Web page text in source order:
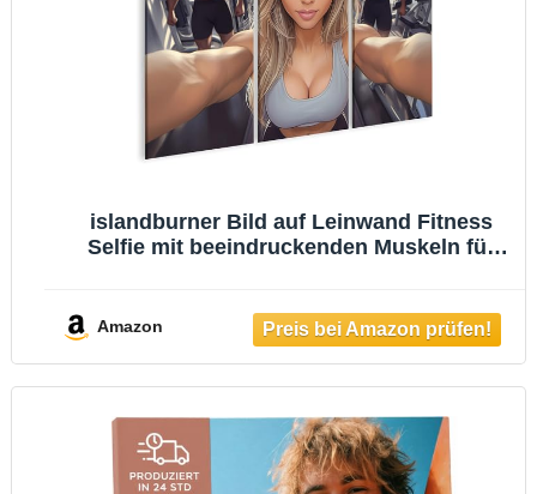
islandburner Bild auf Leinwand Fitness
Selfie mit beeindruckenden Muskeln für
Amazon